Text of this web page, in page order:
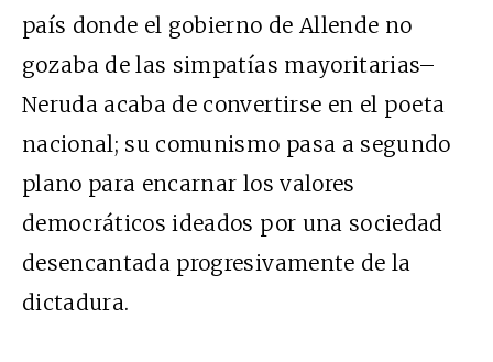
país donde el gobierno de Allende no
gozaba de las simpatías mayoritarias–
Neruda acaba de convertirse en el poeta
nacional; su comunismo pasa a segundo
plano para encarnar los valores
democráticos ideados por una sociedad
desencantada progresivamente de la
dictadura.